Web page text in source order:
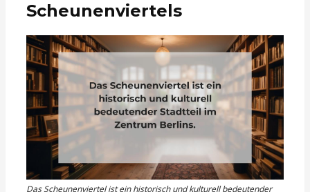
Scheunenviertels
Das Scheunenviertel ist ein historisch und kulturell bedeutender